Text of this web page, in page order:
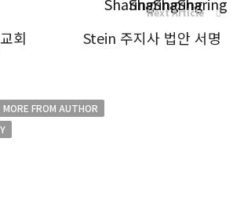
회
Next Article
Stein 주지사 법안 서명
MORE FROM AUTHOR